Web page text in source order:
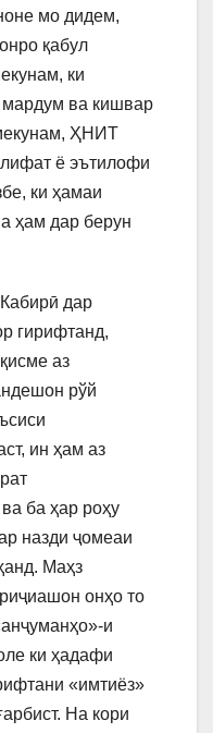
мо дидем,
қабул
ки
ва кишвар
ҲНИТ
ё эътилофи
ки ҳамаи
ҳам дар берун
дар
гирифтанд,
аз
рўй
ин ҳам аз
ба ҳар роҳу
назди ҷомеаи
Маҳз
онҳо то
и
ки ҳадафи
«имтиёз»
На кори